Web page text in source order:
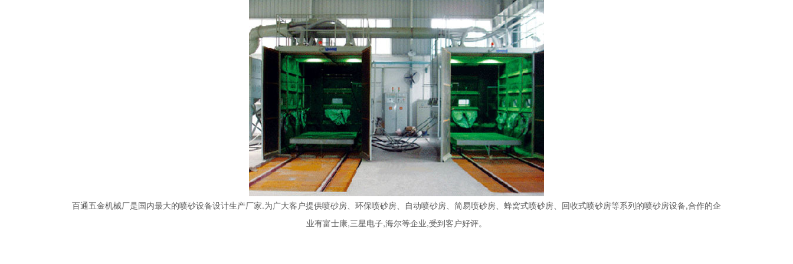
百通五金机械厂是国内最大的喷砂设备设计生产厂家.为广大客户提供喷砂房、环保喷砂房、自动喷砂房、简易喷砂房、蜂窝式喷砂房、回收式喷砂房等系列的喷砂房设备,合作的企
业有富士康,三星电子,海尔等企业,受到客户好评。